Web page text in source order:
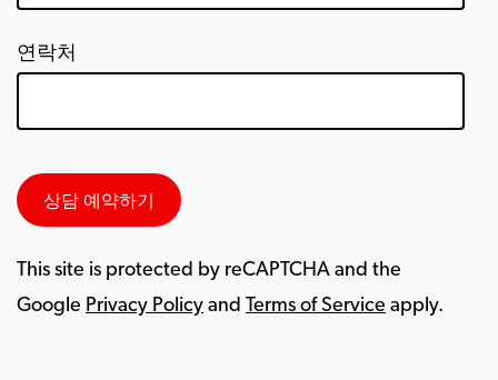
연락처
This site is protected by reCAPTCHA and the
Google Privacy Policy and Terms of Service apply.